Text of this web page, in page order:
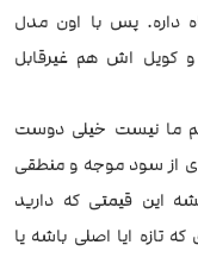
داره. پس با اون مدل
و کویل اش هم غیرقابل
ما نیست خیلی دوست
از سود موجه و منطقی
این قیمتی که دارید
تازه ایا اصلی باشه یا